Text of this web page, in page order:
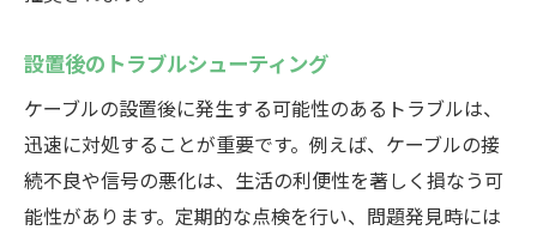
設置後のトラブルシューティング
ケーブルの設置後に発生する可能性のあるトラブルは、
迅速に対処することが重要です。例えば、ケーブルの接
続不良や信号の悪化は、生活の利便性を著しく損なう可
能性があります。定期的な点検を行い、問題発見時には